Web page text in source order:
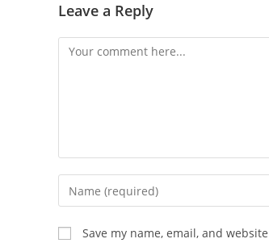
Leave a Reply
Comment
Enter
your
name
Save my name, email, and